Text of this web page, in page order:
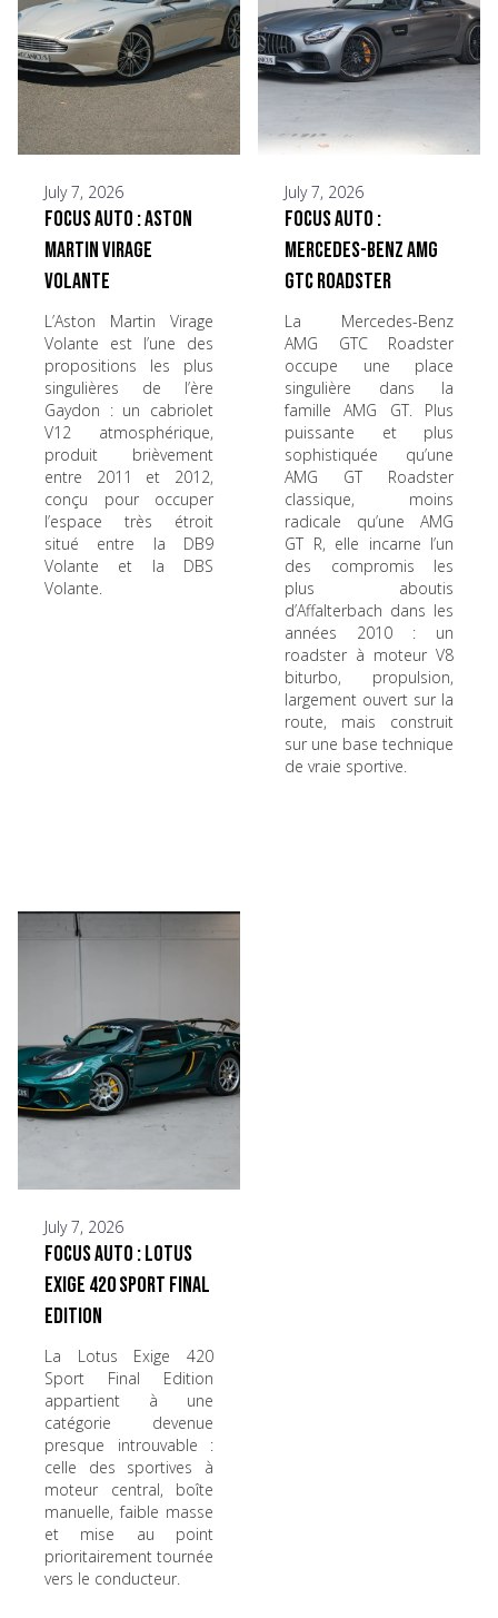
July 7, 2026
Focus Auto : Aston
Martin Virage
Volante
L’Aston Martin Virage
Volante est l’une des
propositions les plus
singulières de l’ère
Gaydon : un cabriolet
V12 atmosphérique,
produit brièvement
entre 2011 et 2012,
conçu pour occuper
l’espace très étroit
situé entre la DB9
Volante et la DBS
Volante.
July 7, 2026
Focus Auto :
Mercedes-Benz AMG
GTC Roadster
La Mercedes-Benz
AMG GTC Roadster
occupe une place
singulière dans la
famille AMG GT. Plus
puissante et plus
sophistiquée qu’une
AMG GT Roadster
classique, moins
radicale qu’une AMG
GT R, elle incarne l’un
des compromis les
plus aboutis
d’Affalterbach dans les
années 2010 : un
roadster à moteur V8
biturbo, propulsion,
largement ouvert sur la
route, mais construit
sur une base technique
de vraie sportive.
July 7, 2026
Focus Auto : Lotus
Exige 420 Sport Final
Edition
La Lotus Exige 420
Sport Final Edition
appartient à une
catégorie devenue
presque introuvable :
celle des sportives à
moteur central, boîte
manuelle, faible masse
et mise au point
prioritairement tournée
vers le conducteur.